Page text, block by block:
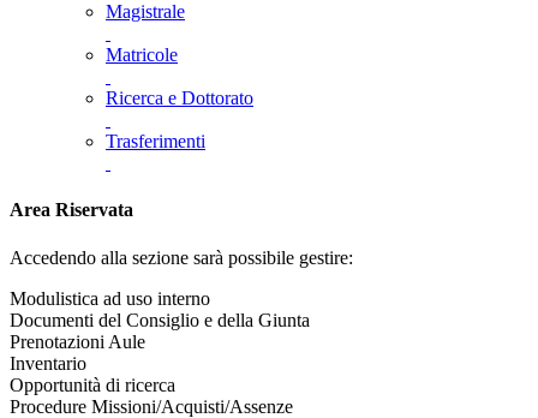
Magistrale
Matricole
Ricerca e Dottorato
Trasferimenti
Area Riservata
Accedendo alla sezione sarà possibile gestire:
Modulistica ad uso interno
Documenti del Consiglio e della Giunta
Prenotazioni Aule
Inventario
Opportunità di ricerca
Procedure Missioni/Acquisti/Assenze